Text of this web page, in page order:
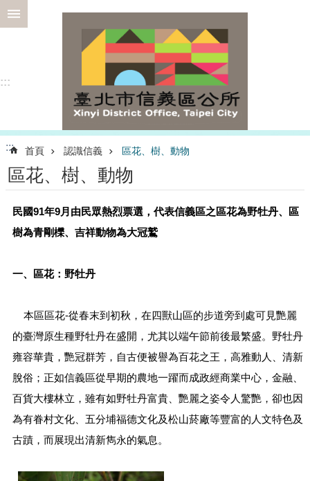
跳到主要內容區塊
選
專
區
為
民
機
介
紹
區
政
:::
::: 首頁 認識信義 區花、樹、動物
區花、樹、動物
民國91年9月由民眾熱烈票選，代表信義區之區花為野牡丹、區
樹為青剛櫟、吉祥動物為大冠鷲
一、區花：野牡丹
本區區花-從春末到初秋，在四獸山區的步道旁到處可見艷麗
的臺灣原生種野牡丹在盛開，尤其以端午節前後最繁盛。野牡丹
雍容華貴，艷冠群芳，自古便被譽為百花之王，高雅動人、清新
脫俗；正如信義區從早期的農地一躍而成政經商業中心，金融、
百貨大樓林立，雖有如野牡丹富貴、艷麗之姿令人驚艷，卻也因
為有眷村文化、五分埔福德文化及松山菸廠等豐富的人文特色及
古蹟，而展現出清新雋永的氣息。